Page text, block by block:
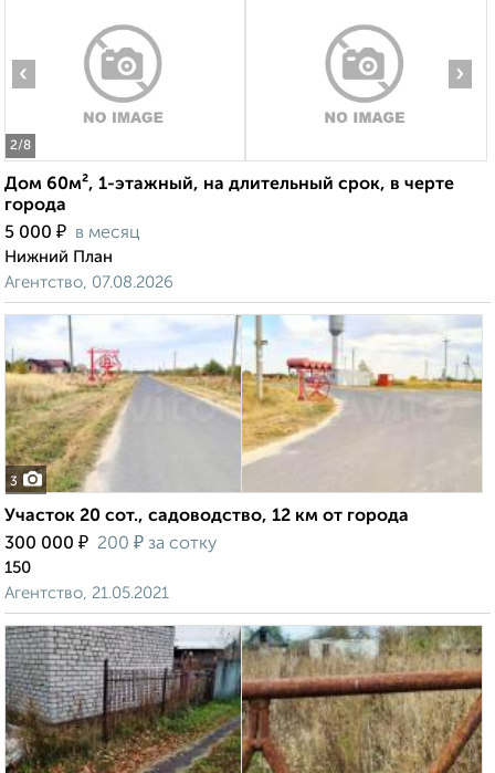
2/8
‹ ›
Дом 60м², 1-этажный, на длительный срок, в черте
города
5 000 ₽ в месяц
Нижний План
Агентство, 07.08.2026
3
Участок 20 сот., садоводство, 12 км от города
300 000 ₽ 200 ₽ за сотку
150
Агентство, 21.05.2021